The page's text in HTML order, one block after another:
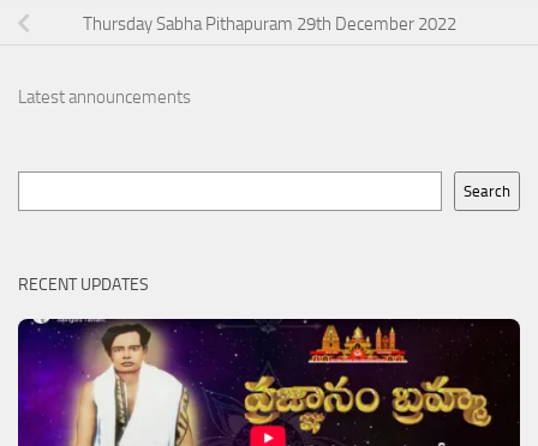
Thursday Sabha Pithapuram 29th December 2022
Latest announcements
Search
RECENT UPDATES